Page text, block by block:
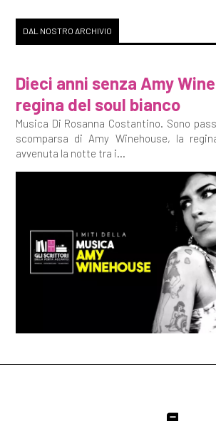
DAL NOSTRO ARCHIVIO
Dieci anni senza Amy
regina del soul bianco
Musica Di Rosanna Costantino. Sono
scomparsa di Amy Winehouse, la
avvenuta la notte tra i...